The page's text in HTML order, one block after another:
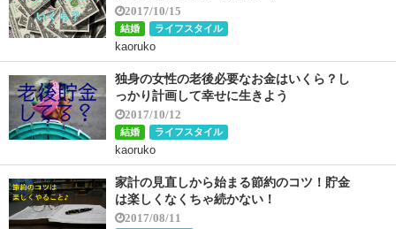
2017/10/15
結婚 ライフスタイル
kaoruko
独身の女性の老後必要なお金はいくら？し
っかり計画して幸せに生きよう
2017/10/12
結婚 ライフスタイル
kaoruko
家計の見直しから始まる節約のコツ！貯金
は楽しくなくちゃ続かない！
2017/08/11